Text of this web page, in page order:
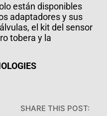
están disponibles
adaptadores y sus
el kit del sensor
tobera y la
SHARE THIS POST: